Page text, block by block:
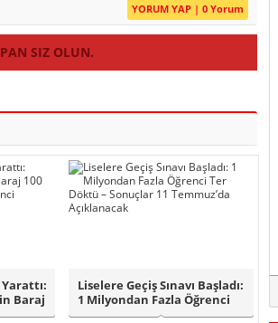
YORUM YAP | 0 Yorum
SIZ OLUN.
Baraj
Liselere Geçiş Sınavı Başladı:
1 Milyondan Fazla Öğrenci
Ter..